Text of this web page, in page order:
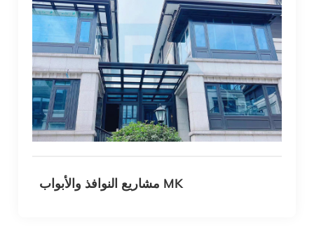
مشاريع النوافذ والأبواب MK